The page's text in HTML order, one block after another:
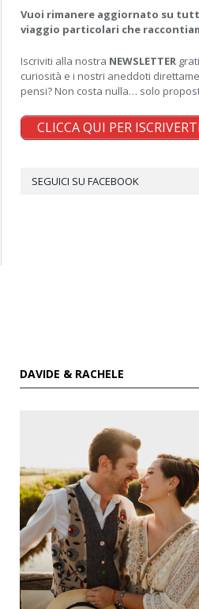
Vuoi rimanere aggiornato su
viaggio particolari che
Iscriviti alla nostra NEWSLETTER
curiosità e i nostri aneddoti
pensi? Non costa nulla… solo
CLICCA QUI PER ISCRIVERTI
SEGUICI SU FACEBOOK
DAVIDE & RACHELE